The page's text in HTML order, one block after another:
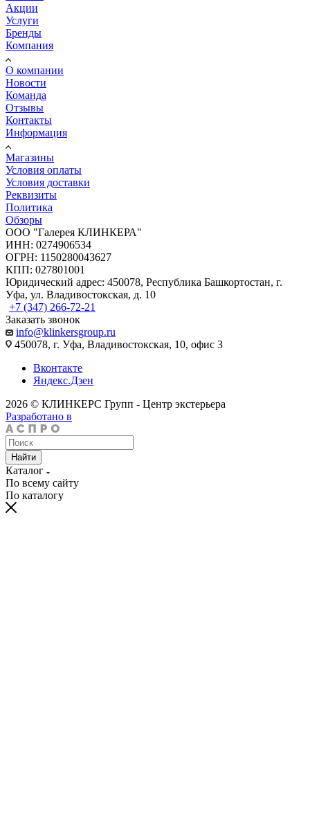
Акции
Услуги
Бренды
Компания
О компании
Новости
Команда
Отзывы
Контакты
Информация
Магазины
Условия оплаты
Условия доставки
Реквизиты
Политика
Обзоры
ООО "Галерея КЛИНКЕРА"
ИНН: 0274906534
ОГРН: 1150280043627
КПП: 027801001
Юридический адрес: 450078, Республика Башкортостан, г.
Уфа, ул. Владивостокская, д. 10
+7 (347) 266-72-21
Заказать звонок
info@klinkersgroup.ru
450078, г. Уфа, Владивостокская, 10, офис 3
Вконтакте
Яндекс.Дзен
2026 © КЛИНКЕРС Групп - Центр экстерьера
Разработано в
Найти
Каталог
По всему сайту
По каталогу